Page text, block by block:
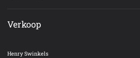
Verkoop
Henry Swinkels